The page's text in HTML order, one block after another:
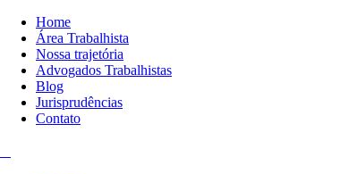
Home
Área Trabalhista
Nossa trajetória
Advogados Trabalhistas
Blog
Jurisprudências
Contato